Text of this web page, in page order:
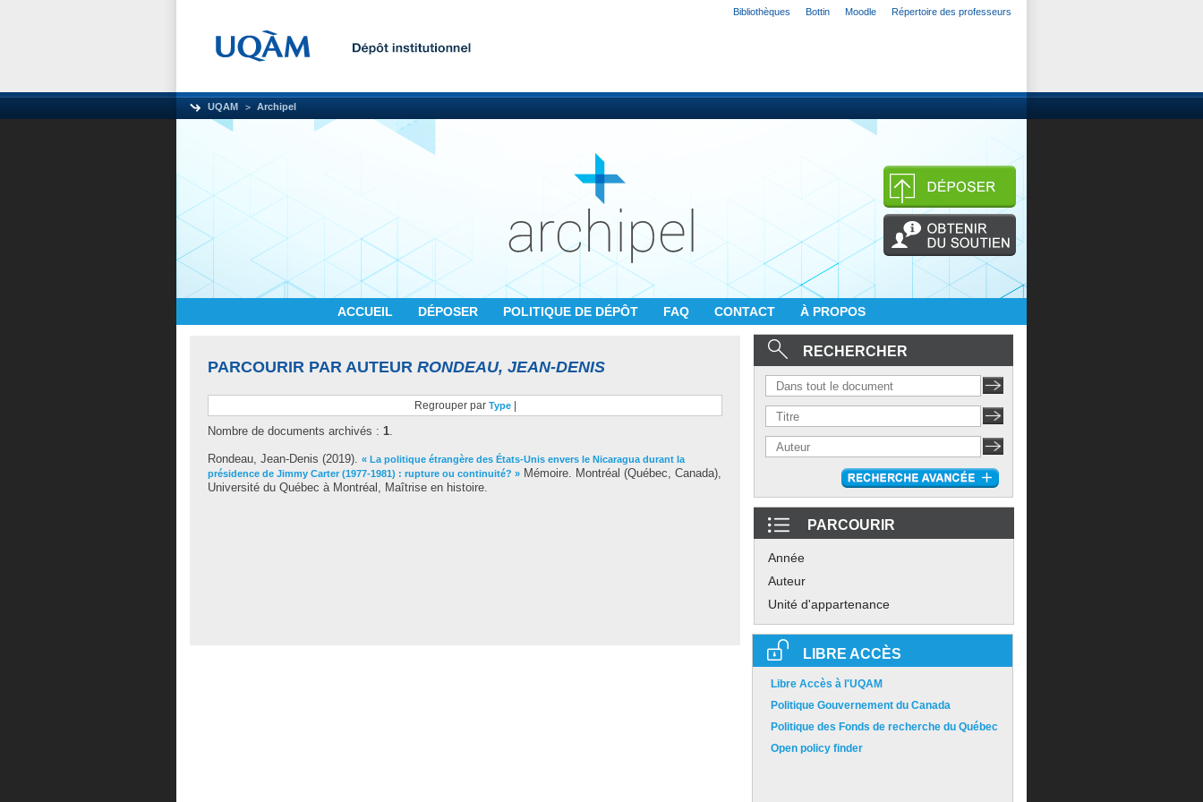
Bibliothèques Bottin Moodle Répertoire des professeurs
UQAM Archipel
ACCUEIL DÉPOSER POLITIQUE DE DÉPÔT FAQ CONTACT À PROPOS
PARCOURIR PAR AUTEUR RONDEAU, JEAN-DENIS
Regrouper par Type
Nombre de documents archivés : 1.
Rondeau, Jean-Denis (2019). « La politique étrangère des États-Unis envers le Nicaragua durant la
présidence de Jimmy Carter (1977-1981) : rupture ou continuité? » Mémoire. Montréal (Québec, Canada),
Université du Québec à Montréal, Maîtrise en histoire.
RECHERCHER
PARCOURIR
Année
Auteur
Unité d'appartenance
LIBRE ACCÈS
Libre Accès à l'UQAM
Politique Gouvernement du Canada
Politique des Fonds de recherche du Québec
Open policy finder